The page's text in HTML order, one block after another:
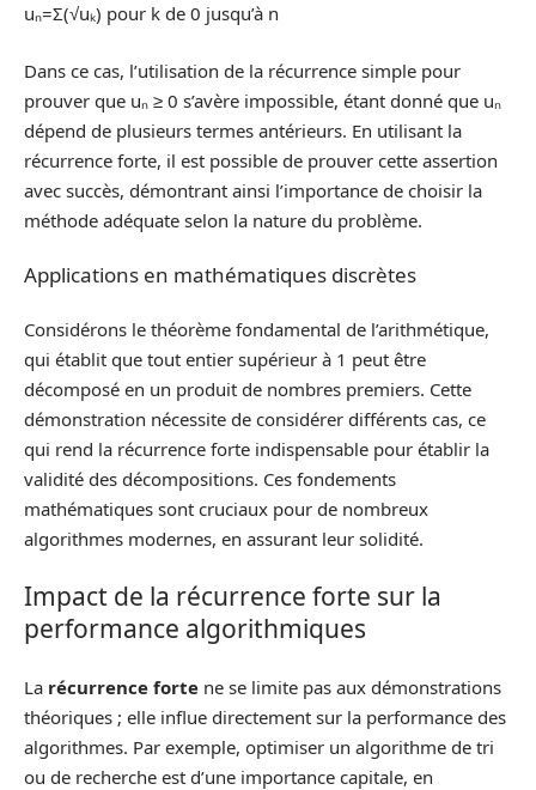
uₙ=Σ(√uₖ) pour k de 0 jusqu’à n
Dans ce cas, l’utilisation de la récurrence simple pour
prouver que uₙ ≥ 0 s’avère impossible, étant donné que uₙ
dépend de plusieurs termes antérieurs. En utilisant la
récurrence forte, il est possible de prouver cette assertion
avec succès, démontrant ainsi l’importance de choisir la
méthode adéquate selon la nature du problème.
Applications en mathématiques discrètes
Considérons le théorème fondamental de l’arithmétique,
qui établit que tout entier supérieur à 1 peut être
décomposé en un produit de nombres premiers. Cette
démonstration nécessite de considérer différents cas, ce
qui rend la récurrence forte indispensable pour établir la
validité des décompositions. Ces fondements
mathématiques sont cruciaux pour de nombreux
algorithmes modernes, en assurant leur solidité.
Impact de la récurrence forte sur la
performance algorithmiques
La récurrence forte ne se limite pas aux démonstrations
théoriques ; elle influe directement sur la performance des
algorithmes. Par exemple, optimiser un algorithme de tri
ou de recherche est d’une importance capitale, en